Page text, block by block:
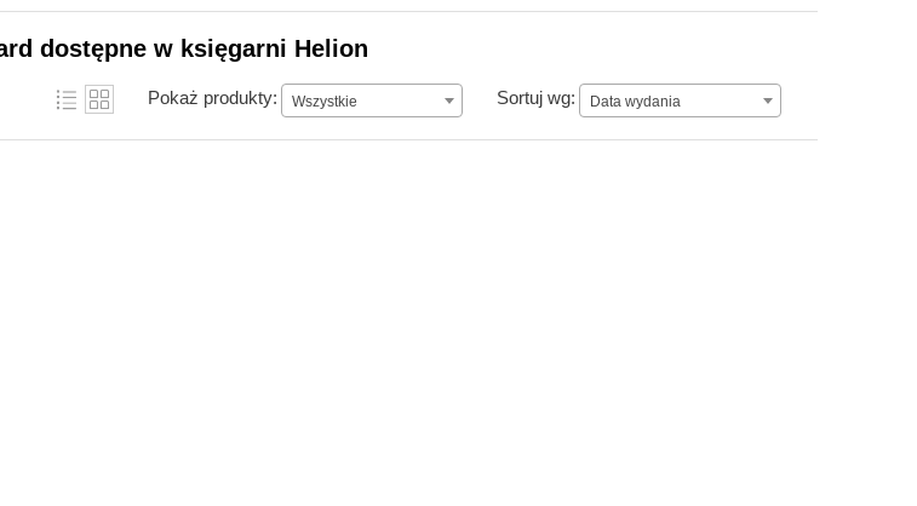
dostępne w księgarni Helion
Pokaż produkty: Wszystkie Sortuj wg: Data wydania
Data wydania